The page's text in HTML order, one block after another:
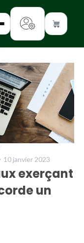
10 janvier 2023
exerçant
un